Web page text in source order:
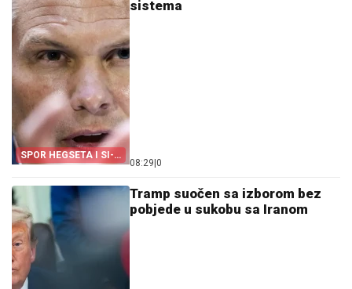
SPOR HEGSETA I SI-
EN-ENA
sistema
08:29 0
Tramp suočen sa izborom bez
pobjede u sukobu sa Iranom